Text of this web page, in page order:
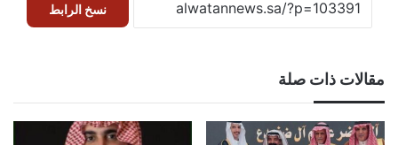
نسخ الرابط
مقالات ذات صلة